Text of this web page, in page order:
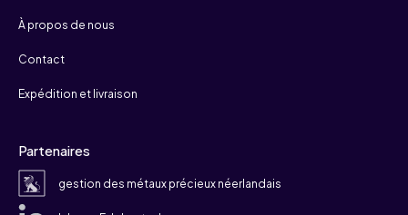
À propos de nous
Contact
Expédition et livraison
Partenaires
gestion des métaux précieux néerlandais